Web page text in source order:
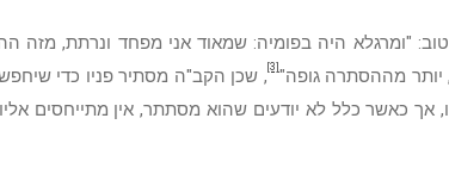
"ומרגלא היה בפומיה: שמאוד אני מפחד ונרתת, מזה
מההסתרה גופה"[3] , שכן הקב"ה מסתיר פניו כדי
אך כאשר כלל לא יודעים שהוא מסתתר, אין מתייחסים